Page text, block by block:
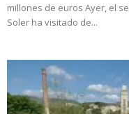
millones de euros Ayer, el
Soler ha visitado de...